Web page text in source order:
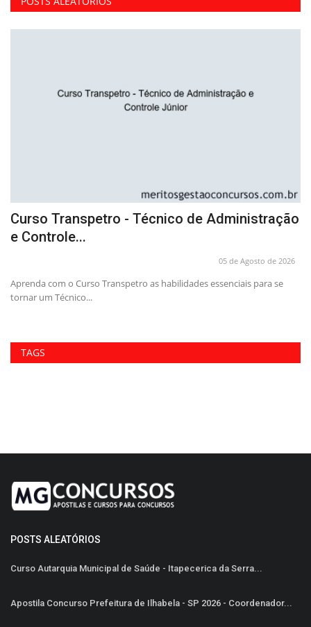
Curso Transpetro - Técnico de Administração
e Controle...
05 de Agosto de 2026
Aprenda com o Curso Transpetro as habilidades essenciais para se
tornar um Técnico...
TAGS
POSTS ALEATÓRIOS
Curso Autarquia Municipal de Saúde - Itapecerica da Serra...
Apostila Concurso Prefeitura de Ilhabela - SP 2026 - Coordenador...